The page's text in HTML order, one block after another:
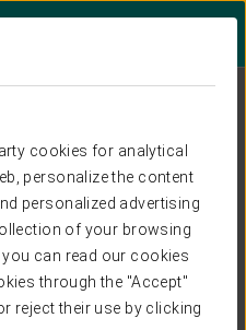
cookies for analytical
personalize the content
personalized advertising
of your browsing
can read our cookies
through the "Accept"
reject their use by clicking
класса